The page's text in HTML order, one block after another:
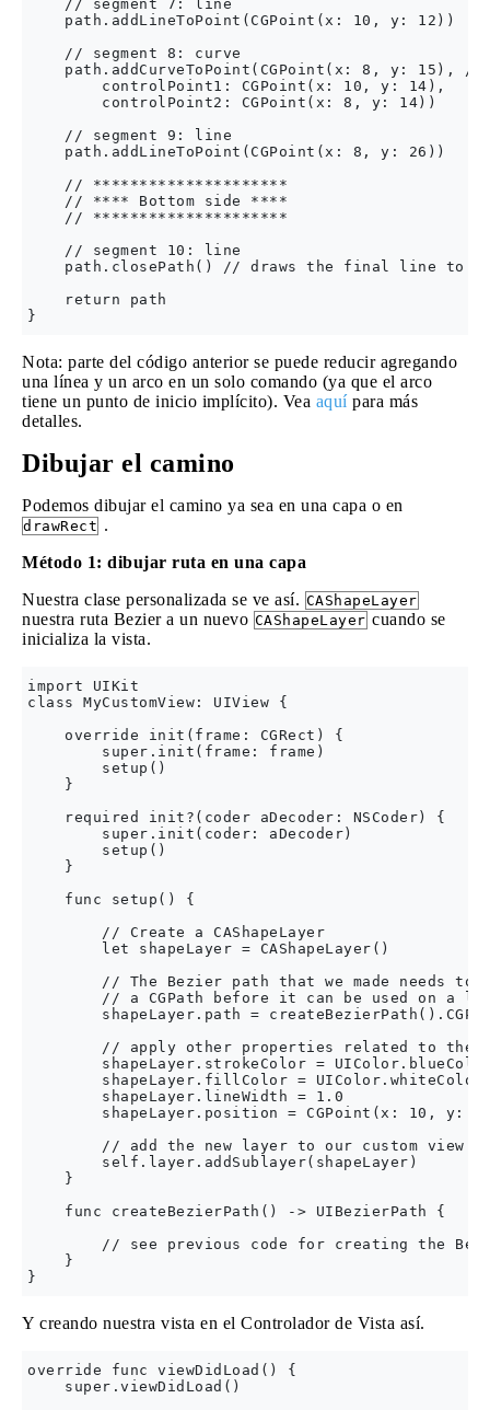
    // segment 7: line
    path.addLineToPoint(CGPoint(x: 10, y: 12))
    // segment 8: curve
path.addCurveToPoint(CGPoint(x: 8, y: 15), //
        controlPoint1: CGPoint(x: 10, y: 14),
        controlPoint2: CGPoint(x: 8, y: 14))
    // segment 9: line
    path.addLineToPoint(CGPoint(x: 8, y: 26))
    // *********************
    // **** Bottom side ****
    // *********************
    // segment 10: line
path.closePath() // draws the final line to
    return path
Nota: parte del código anterior se puede reducir agregando
una línea y un arco en un solo comando (ya que el arco
tiene un punto de inicio implícito). Vea aquípara más
detalles.
Dibujar el camino
Podemos dibujar el camino ya sea en una capa o en
drawRect .
Método 1: dibujar ruta en una capa
Nuestra clase personalizada se ve así. CAShapeLayer
nuestra ruta Bezier a un nuevo CAShapeLayer cuando se
inicializa la vista.
import UIKit
class MyCustomView: UIView {
    override init(frame: CGRect) {
        super.init(frame: frame)
        setup()
    }
    required init?(coder aDecoder: NSCoder) {
        super.init(coder: aDecoder)
        setup()
    }
    func setup() {
        // Create a CAShapeLayer
        let shapeLayer = CAShapeLayer()
// The Bezier path that we made needs to
// a CGPath before it can be used on a
shapeLayer.path =
// apply other properties related to the
shapeLayer.strokeColor =
shapeLayer.fillColor =
        shapeLayer.lineWidth = 1.0
shapeLayer.position = CGPoint(x: 10, y:
        // add the new layer to our custom view
        self.layer.addSublayer(shapeLayer)
    }
    func createBezierPath() -> UIBezierPath {
// see previous code for creating the
    }
Y creando nuestra vista en el Controlador de Vista así.
override func viewDidLoad() {
    super.viewDidLoad()